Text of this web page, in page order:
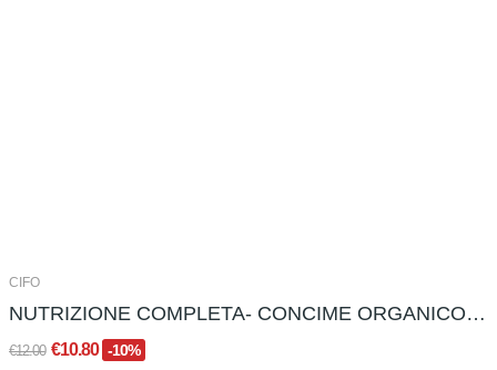
CIFO
NUTRIZIONE COMPLETA- CONCIME ORGANICO GRANULARE...
€12.00 €10.80 -10%